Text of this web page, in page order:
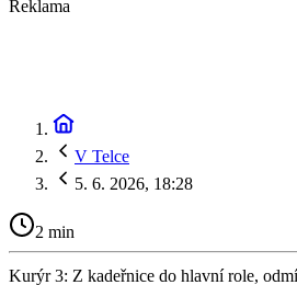
Reklama
V Telce
5. 6. 2026, 18:28
2 min
Kurýr 3: Z kadeřnice do hlavní role,